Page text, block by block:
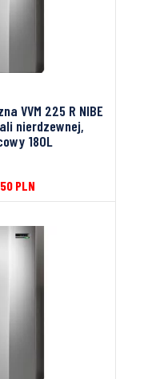
VVM 225 R NIBE
nierdzewnej,
180L
PLN